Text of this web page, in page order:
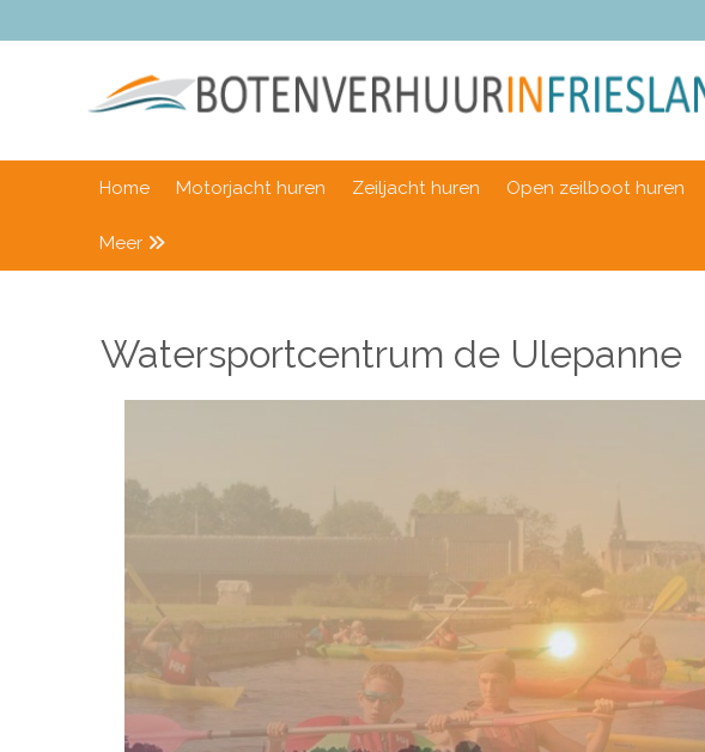
Home Motorjacht huren Zeiljacht huren Open zeilboot huren
Meer
Watersportcentrum de Ulepanne